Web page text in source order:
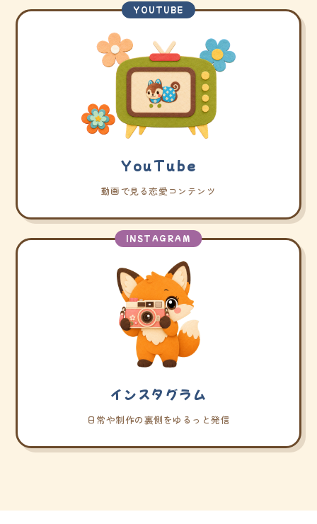
YOUTUBE
YouTube
動画で見る恋愛コンテンツ
INSTAGRAM
インスタグラム
日常や制作の裏側をゆるっと発信